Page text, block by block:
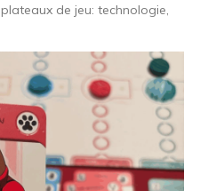
de jeu: technologie,